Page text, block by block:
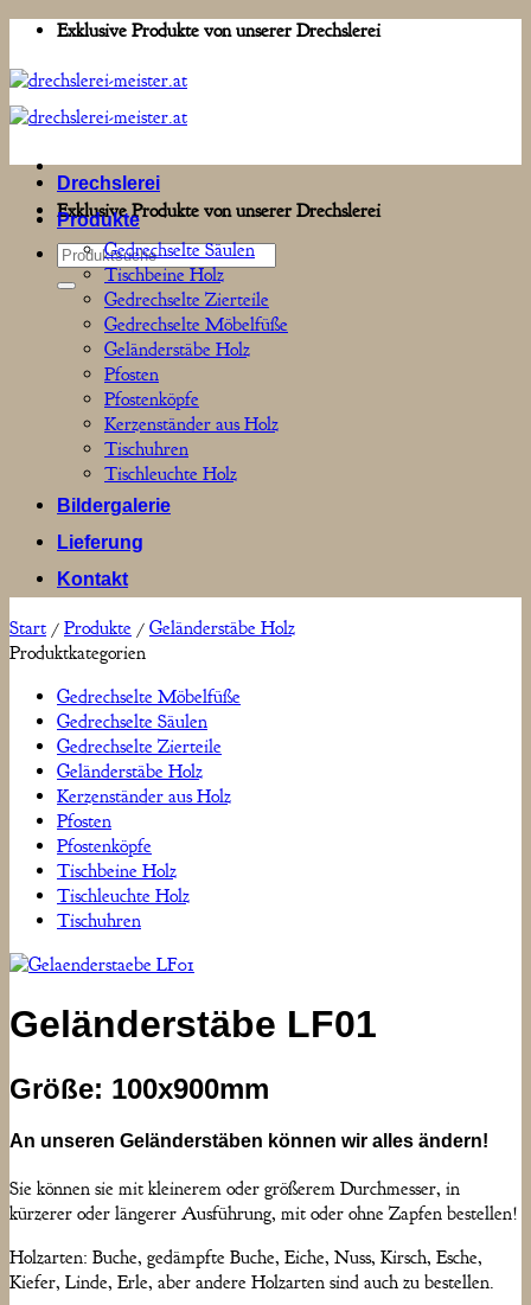
Zum
springen
Exklusive Produkte von unserer Drechslerei
Exklusive Produkte von unserer Drechslerei
Suchen
nach:
Drechslerei
Produkte
Gedrechselte Säulen
Tischbeine Holz
Gedrechselte Zierteile
Gedrechselte Möbelfüße
Geländerstäbe Holz
Pfosten
Pfostenköpfe
Kerzenständer aus Holz
Tischuhren
Tischleuchte Holz
Bildergalerie
Lieferung
Kontakt
Start / Produkte / Geländerstäbe Holz
Produktkategorien
Gedrechselte Möbelfüße
Gedrechselte Säulen
Gedrechselte Zierteile
Geländerstäbe Holz
Kerzenständer aus Holz
Pfosten
Pfostenköpfe
Tischbeine Holz
Tischleuchte Holz
Tischuhren
Geländerstäbe LF01
Größe: 100x900mm
An unseren Geländerstäben können wir alles ändern!
Sie können sie mit kleinerem oder größerem Durchmesser, in
kürzerer oder längerer Ausführung, mit oder ohne Zapfen bestellen!
Holzarten: Buche, gedämpfte Buche, Eiche, Nuss, Kirsch, Esche,
Kiefer, Linde, Erle, aber andere Holzarten sind auch zu bestellen.